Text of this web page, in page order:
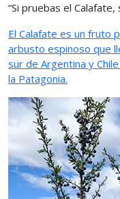
“Si pruebas el
El Calafate es un fruto
arbusto espinoso que
sur de Argentina y
la Patagonia.